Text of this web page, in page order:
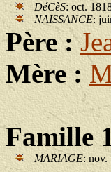
DéCèS: oct.
NAISSANCE:
Père :
Mère :
Famille
MARIAGE: